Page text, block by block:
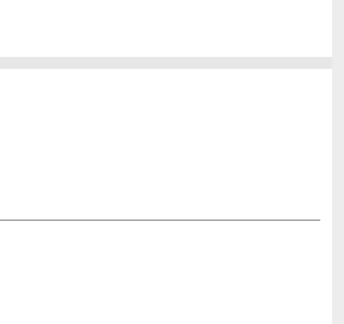
geschätzt!
gültig
Anzeige an Freunde weiter.